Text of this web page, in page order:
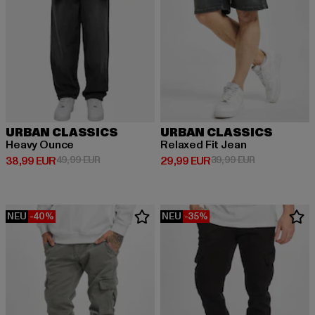
URBAN CLASSICS
Heavy Ounce
38,99 EUR
Derzeitiger Preis: 38,99 EUR
49,99 EURAktionspreis: 49,99 EUR
URBAN CLASSICS
Relaxed Fit Jean
29,99 EUR
Derzeitiger Preis: 29,99 EUR
39,99 EURAktionspreis:
NEU -40% NEU -35%